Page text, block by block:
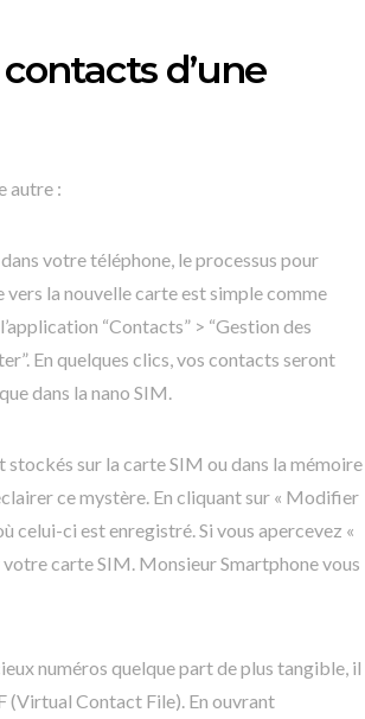
d’une
autre :
votre téléphone, le processus pour
la nouvelle carte est simple comme
“Contacts” > “Gestion des
En quelques clics, vos contacts seront
dans la nano SIM.
sur la carte SIM ou dans la mémoire
ce mystère. En cliquant sur « Modifier
celui-ci est enregistré. Si vous apercevez «
votre carte SIM. Monsieur Smartphone vous
numéros quelque part de plus tangible, il
(Virtual Contact File). En ouvrant